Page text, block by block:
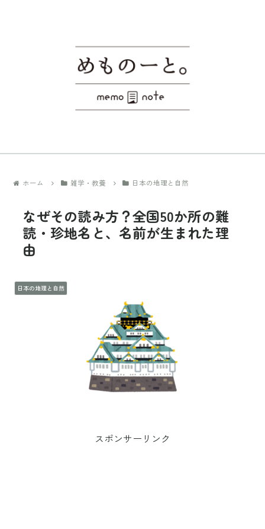
ホーム 雑学・教養 日本の地理と自然
なぜその読み方？全国50か所の難
読・珍地名と、名前が生まれた理
由
日本の地理と自然
スポンサーリンク